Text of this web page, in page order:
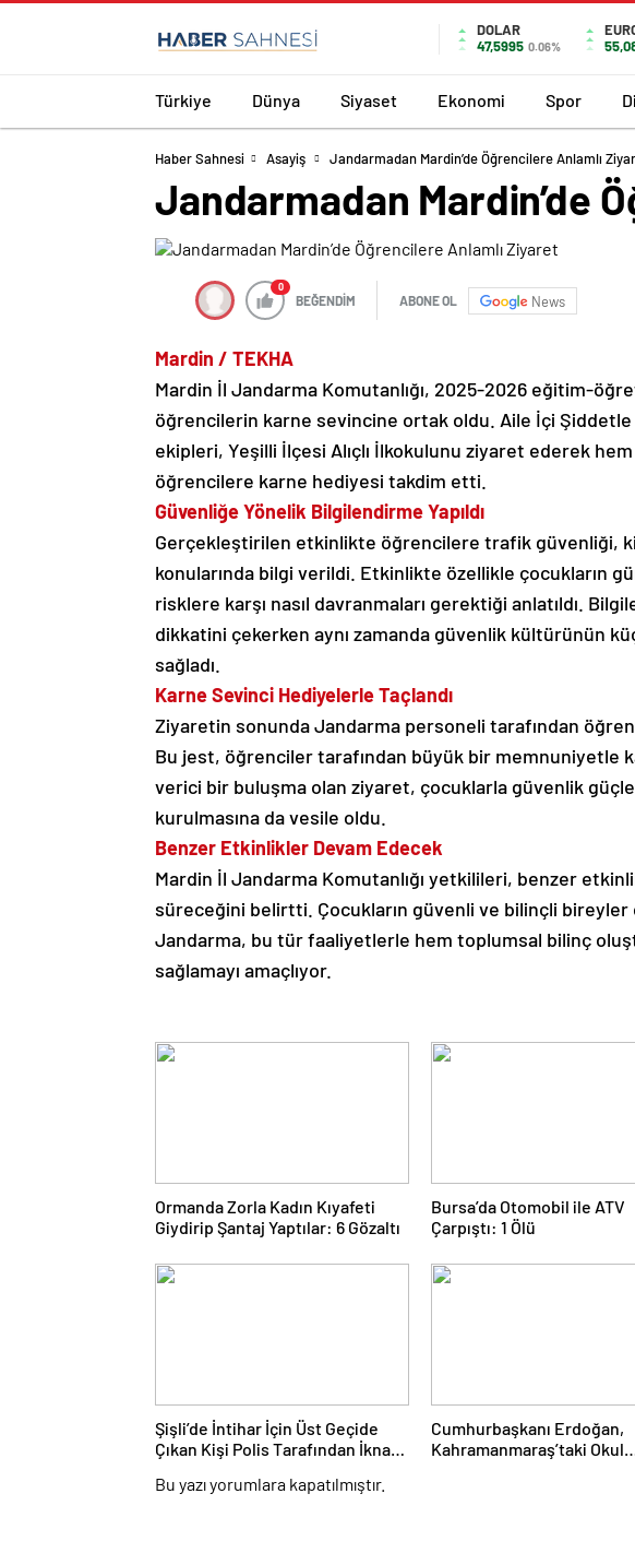
DOLAR
47,5995 0.06%
Türkiye Dünya Siyaset Ekonomi Spor
Haber Sahnesi Asayiş Jandarmadan Mardin’de Öğrencilere Anlamlı
Jandarmadan Mardin’de
0
BEĞENDİM ABONE OL News
Mardin / TEKHA
Mardin İl Jandarma Komutanlığı, 2025-2026 eğitim-
öğrencilerin karne sevincine ortak oldu. Aile İçi Şiddetle
ekipleri, Yeşilli İlçesi Alıçlı İlkokulunu ziyaret ederek
öğrencilere karne hediyesi takdim etti.
Güvenliğe Yönelik Bilgilendirme Yapıldı
Gerçekleştirilen etkinlikte öğrencilere trafik güvenliği,
konularında bilgi verildi. Etkinlikte özellikle çocukların
risklere karşı nasıl davranmaları gerektiği anlatıldı.
dikkatini çekerken aynı zamanda güvenlik kültürünün
sağladı.
Karne Sevinci Hediyelerle Taçlandı
Ziyaretin sonunda Jandarma personeli tarafından
Bu jest, öğrenciler tarafından büyük bir memnuniyetle
verici bir buluşma olan ziyaret, çocuklarla güvenlik
kurulmasına da vesile oldu.
Benzer Etkinlikler Devam Edecek
Mardin İl Jandarma Komutanlığı yetkilileri, benzer
süreceğini belirtti. Çocukların güvenli ve bilinçli
Jandarma, bu tür faaliyetlerle hem toplumsal bilinç
sağlamayı amaçlıyor.
Ormanda Zorla Kadın Kıyafeti
Giydirip Şantaj Yaptılar: 6 Gözaltı
Bursa’da Otomobil ile ATV
Çarpıştı: 1 Ölü
Şişli’de İntihar İçin Üst Geçide
Çıkan Kişi Polis Tarafından İkna
Cumhurbaşkanı Erdoğan,
Kahramanmaraş’taki Okul
Bu yazı yorumlara kapatılmıştır.